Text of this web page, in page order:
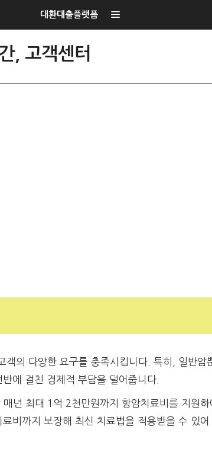
대환대출플랫폼
, 고객센터
의 다양한 요구를 충족시킵니다. 특히, 일반암
에 걸친 경제적 부담을 덜어줍니다.
년 최대 1억 2천만원까지 항암치료비를 지원
비까지 보장해 최신 치료법을 적용받을 수 있